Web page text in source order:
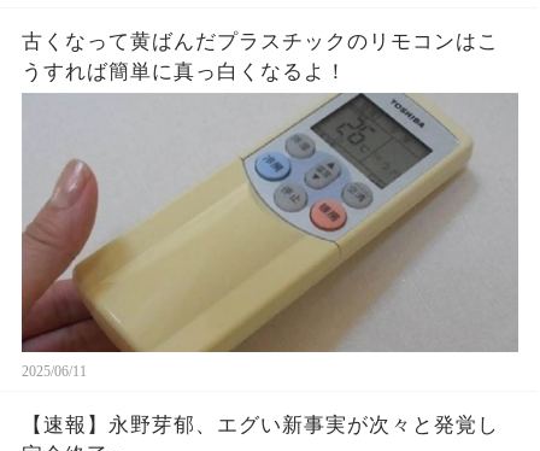
古くなって黄ばんだプラスチックのリモコンはこ
うすれば簡単に真っ白くなるよ！
2025/06/11
【速報】永野芽郁、エグい新事実が次々と発覚し